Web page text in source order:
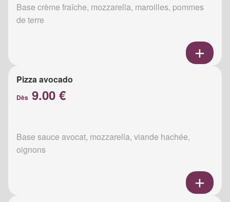
Base crème fraîche, mozzarella, maroilles, pommes
de terre
Pizza avocado
Dès 9.00 €
Base sauce avocat, mozzarella, viande hachée,
oignons